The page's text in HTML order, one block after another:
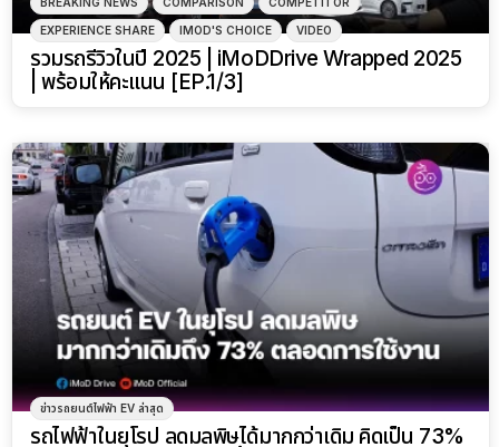
EXPERIENCE SHARE IMOD'S CHOICE VIDEO
รวมรถรีวิวในปี 2025 | iMoDDrive Wrapped 2025
| พร้อมให้คะแนน [EP.1/3]
ข่าวรถยนต์ไฟฟ้า EV ล่าสุด
รถไฟฟ้าในยุโรป ลดมลพิษได้มากกว่าเดิม คิดเป็น 73%